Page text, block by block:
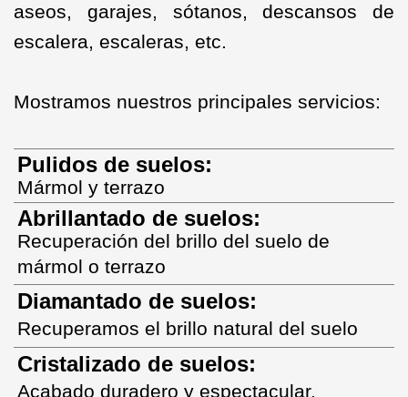
aseos, garajes, sótanos, descansos de
escalera, escaleras, etc.
Mostramos nuestros principales servicios:
Pulidos de suelos:
Mármol y terrazo
Abrillantado de suelos:
Recuperación del brillo del suelo de
mármol o terrazo
Diamantado de suelos:
Recuperamos el brillo natural del suelo
Cristalizado de suelos:
Acabado duradero y espectacular.